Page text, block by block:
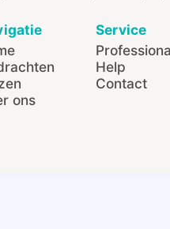
ons
Service
Help
Contact